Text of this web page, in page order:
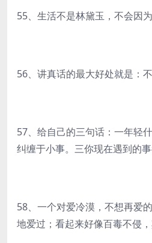
55、生活不是林黛玉，不会因
56、讲真话的最大好处就是：
57、给自己的三句话：一年轻
纠缠于小事。三你现在遇到的事
58、一个对爱冷漠，不想再爱
地爱过；看起来好像百毒不侵，